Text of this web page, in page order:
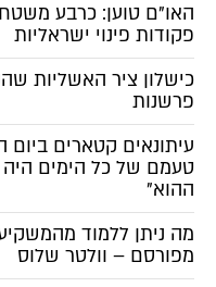
האו"ם טוען: כרבע
פקודות פינוי ישראליות
כישלון ציר האשליות
פרשנות
טעמם של כל הימים היה
ההוא"
מה ניתן ללמוד
מפורסם – וולטר שלוס